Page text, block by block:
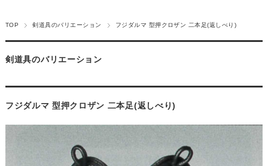
TOP 剣道具のバリエーション フジダルマ 型押クロザン 二本足(返しべり)
剣道具のバリエーション
フジダルマ 型押クロザン 二本足(返しべり)